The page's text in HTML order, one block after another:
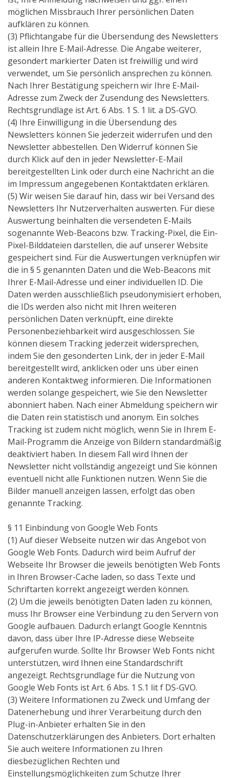
möglichen Missbrauch Ihrer persönlichen Daten
aufklären zu können.
(3) Pflichtangabe für die Übersendung des Newsletters
ist allein Ihre E-Mail-Adresse. Die Angabe weiterer,
gesondert markierter Daten ist freiwillig und wird
verwendet, um Sie persönlich ansprechen zu können.
Nach Ihrer Bestätigung speichern wir Ihre E-Mail-
Adresse zum Zweck der Zusendung des Newsletters.
Rechtsgrundlage ist Art. 6 Abs. 1 S. 1 lit. a DS-GVO.
(4) Ihre Einwilligung in die Übersendung des
Newsletters können Sie jederzeit widerrufen und den
Newsletter abbestellen. Den Widerruf können Sie
durch Klick auf den in jeder Newsletter-E-Mail
bereitgestellten Link oder durch eine Nachricht an die
im Impressum angegebenen Kontaktdaten erklären.
(5) Wir weisen Sie darauf hin, dass wir bei Versand des
Newsletters Ihr Nutzerverhalten auswerten. Für diese
Auswertung beinhalten die versendeten E-Mails
sogenannte Web-Beacons bzw. Tracking-Pixel, die Ein-
Pixel-Bilddateien darstellen, die auf unserer Website
gespeichert sind. Für die Auswertungen verknüpfen wir
die in § 5 genannten Daten und die Web-Beacons mit
Ihrer E-Mail-Adresse und einer individuellen ID. Die
Daten werden ausschließlich pseudonymisiert erhoben,
die IDs werden also nicht mit Ihren weiteren
persönlichen Daten verknüpft, eine direkte
Personenbeziehbarkeit wird ausgeschlossen. Sie
können diesem Tracking jederzeit widersprechen,
indem Sie den gesonderten Link, der in jeder E-Mail
bereitgestellt wird, anklicken oder uns über einen
anderen Kontaktweg informieren. Die Informationen
werden solange gespeichert, wie Sie den Newsletter
abonniert haben. Nach einer Abmeldung speichern wir
die Daten rein statistisch und anonym. Ein solches
Tracking ist zudem nicht möglich, wenn Sie in Ihrem E-
Mail-Programm die Anzeige von Bildern standardmäßig
deaktiviert haben. In diesem Fall wird Ihnen der
Newsletter nicht vollständig angezeigt und Sie können
eventuell nicht alle Funktionen nutzen. Wenn Sie die
Bilder manuell anzeigen lassen, erfolgt das oben
genannte Tracking.
§ 11 Einbindung von Google Web Fonts
(1) Auf dieser Webseite nutzen wir das Angebot von
Google Web Fonts. Dadurch wird beim Aufruf der
Webseite Ihr Browser die jeweils benötigten Web Fonts
in Ihren Browser-Cache laden, so dass Texte und
Schriftarten korrekt angezeigt werden können.
(2) Um die jeweils benötigten Daten laden zu können,
muss Ihr Browser eine Verbindung zu den Servern von
Google aufbauen. Dadurch erlangt Google Kenntnis
davon, dass über Ihre IP-Adresse diese Webseite
aufgerufen wurde. Sollte Ihr Browser Web Fonts nicht
unterstützen, wird Ihnen eine Standardschrift
angezeigt. Rechtsgrundlage für die Nutzung von
Google Web Fonts ist Art. 6 Abs. 1 S.1 lit f DS-GVO.
(3) Weitere Informationen zu Zweck und Umfang der
Datenerhebung und ihrer Verarbeitung durch den
Plug-in-Anbieter erhalten Sie in den
Datenschutzerklärungen des Anbieters. Dort erhalten
Sie auch weitere Informationen zu Ihren
diesbezüglichen Rechten und
Einstellungsmöglichkeiten zum Schutze Ihrer